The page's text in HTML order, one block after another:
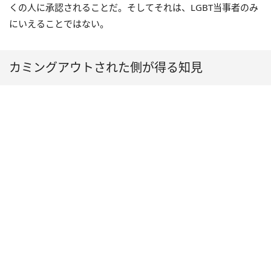
くの人に承認されることだ。そしてそれは、LGBT当事者のみ
にいえることではない。
カミングアウトされた側が得る知見